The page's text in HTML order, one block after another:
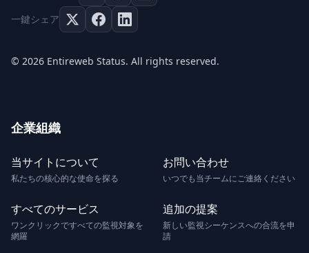
一鍵シェア
© 2026 Entireweb Status. All rights reserved.
企業組織
当サイトについて
私たちの核心的な使命を探る
お問い合わせ
いつでも当チームにご連絡ください
すべてのサービス
ワンクリックですべての監視対象を
網羅
追加の提案
新しい監視シーケンスへの合流を申
請